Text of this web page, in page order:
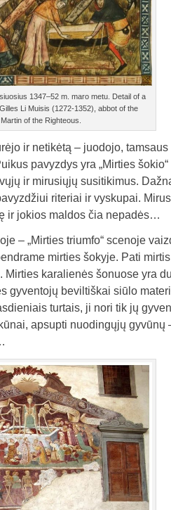
1347–52 m. maro metu. Detail of a
Li Muisis (1272-1352), abbot of the
of the Righteous.
ir netikėtą – juodojo,
pavyzdys yra „Mirties
ir mirusiųjų susitikimus.
riteriai ir vyskupai.
ir jokios maldos čia nepadės…
– „Mirties triumfo“ scenoje
mirties šokyje. Pati
Mirties karalienės šonuose yra
gyventojų beviltiškai siūlo
turtais, ji nori tik jų
apsupti nuodingųjų